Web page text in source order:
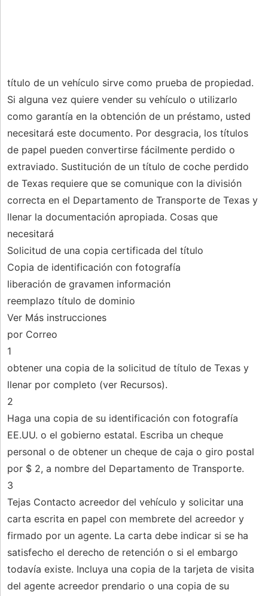
título de un vehículo sirve como prueba de propiedad.
Si alguna vez quiere vender su vehículo o utilizarlo
como garantía en la obtención de un préstamo, usted
necesitará este documento. Por desgracia, los títulos
de papel pueden convertirse fácilmente perdido o
extraviado. Sustitución de un título de coche perdido
de Texas requiere que se comunique con la división
correcta en el Departamento de Transporte de Texas y
llenar la documentación apropiada. Cosas que
necesitará
Solicitud de una copia certificada del título
Copia de identificación con fotografía
liberación de gravamen información
reemplazo título de dominio
Ver Más instrucciones
por Correo
1
obtener una copia de la solicitud de título de Texas y
llenar por completo (ver Recursos).
2
Haga una copia de su identificación con fotografía
EE.UU. o el gobierno estatal. Escriba un cheque
personal o de obtener un cheque de caja o giro postal
por $ 2, a nombre del Departamento de Transporte.
3
Tejas Contacto acreedor del vehículo y solicitar una
carta escrita en papel con membrete del acreedor y
firmado por un agente. La carta debe indicar si se ha
satisfecho el derecho de retención o si el embargo
todavía existe. Incluya una copia de la tarjeta de visita
del agente acreedor prendario o una copia de su